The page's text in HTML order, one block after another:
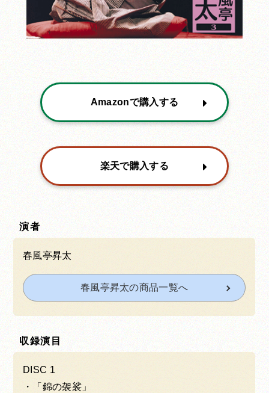
Amazonで購入する
楽天で購入する
演者
春風亭昇太
春風亭昇太の商品一覧へ
収録演目
DISC 1
「錦の袈裟」